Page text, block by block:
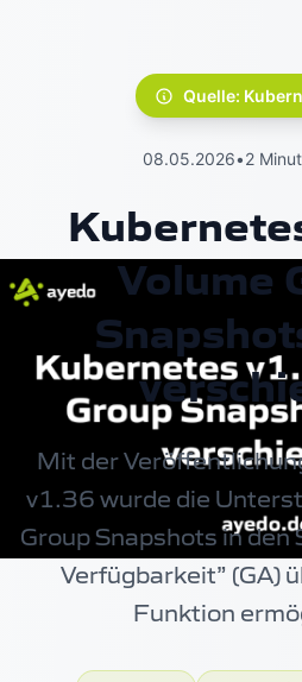
Quelle:
08.05.2026•2
Volume
Mit der
v1.36 wurde die
Group Snapshots in den
Verfügbarkeit” (GA)
Funktion